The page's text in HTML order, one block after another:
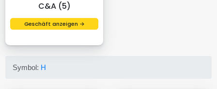
C&A (5)
Geschäft anzeigen →
Symbol: H